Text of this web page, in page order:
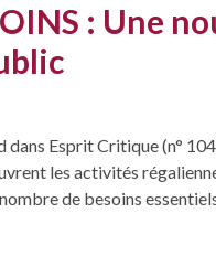
: Une
Esprit Critique (n°
les activités
de besoins